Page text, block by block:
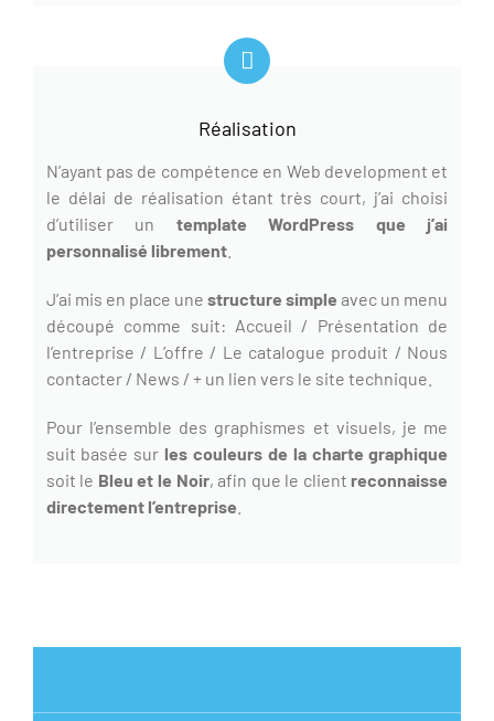
Réalisation
N’ayant pas de compétence en Web development et
le délai de réalisation étant très court, j’ai choisi
d’utiliser un template WordPress que j’ai
personnalisé librement.
J’ai mis en place unestructure simple avec un menu
découpé comme suit: Accueil / Présentation de
l’entreprise / L’offre / Le catalogue produit / Nous
contacter / News / + un lien vers le site technique.
Pour l’ensemble des graphismes et visuels, je me
suit basée sur les couleurs de la charte graphique
soit le Bleu et le Noir, afin que le client reconnaisse
directement l’entreprise